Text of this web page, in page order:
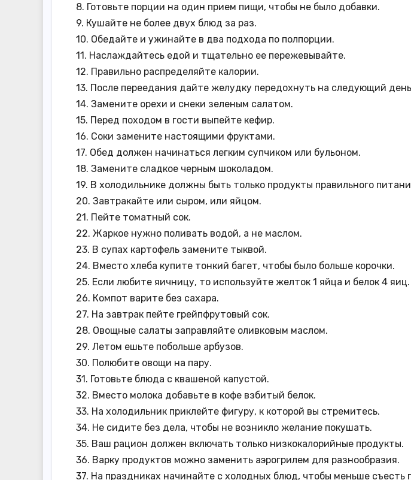
8. Готовьте порции на один прием пищи, чтобы не было добавки.
9. Кушайте не более двух блюд за раз.
10. Обедайте и ужинайте в два подхода по полпорции.
11. Наслаждайтесь едой и тщательно ее пережевывайте.
12. Правильно распределяйте калории.
13. После переедания дайте желудку передохнуть на следующий
14. Замените орехи и снеки зеленым салатом.
15. Перед походом в гости выпейте кефир.
16. Соки замените настоящими фруктами.
17. Обед должен начинаться легким супчиком или бульоном.
18. Замените сладкое черным шоколадом.
19. В холодильнике должны быть только продукты правильного
20. Завтракайте или сыром, или яйцом.
21. Пейте томатный сок.
22. Жаркое нужно поливать водой, а не маслом.
23. В супах картофель замените тыквой.
24. Вместо хлеба купите тонкий багет, чтобы было больше корочки.
25. Если любите яичницу, то используйте желток 1 яйца и белок 4 яиц.
26. Компот варите без сахара.
27. На завтрак пейте грейпфрутовый сок.
28. Овощные салаты заправляйте оливковым маслом.
29. Летом ешьте побольше арбузов.
30. Полюбите овощи на пару.
31. Готовьте блюда с квашеной капустой.
32. Вместо молока добавьте в кофе взбитый белок.
33. На холодильник приклейте фигуру, к которой вы стремитесь.
34. Не сидите без дела, чтобы не возникло желание покушать.
35. Ваш рацион должен включать только низкокалорийные продукты.
36. Варку продуктов можно заменить аэрогрилем для разнообразия.
37. На праздниках начинайте с холодных блюд, чтобы меньше съесть